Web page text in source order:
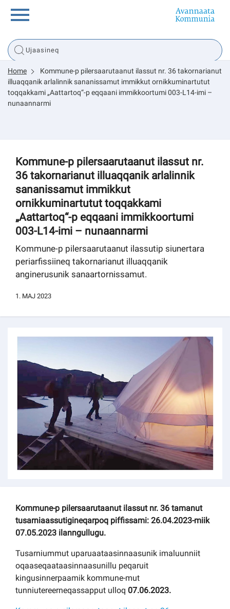
Innuttaasunut
Inuussutissarsiorneq
sullissivik.gl
Pilersaarutinut isaavik
Home
Kommune-p pilersaarutaanut ilassut nr. 36 takornarianut
illuaqqanik arlalinnik sananissamut immikkut ornikkuminartutut
toqqakkami „Aattartoq“-p eqqaani immikkoortumi 003-L14-imi –
nunaannarmi
Kommune-p pilersaarutaanut ilassut nr.
36 takornarianut illuaqqanik arlalinnik
sananissamut immikkut
ornikkuminartutut toqqakkami
„Aattartoq“-p eqqaani immikkoortumi
003-L14-imi – nunaannarmi
Kommune-p pilersaarutaanut ilassutip siunertara
periarfissiineq takornarianut illuaqqanik
anginerusunik sanaartornissamut.
1. MAJ 2023
Kommune-p pilersaarutaanut ilassut nr. 36 tamanut
tusarniaassutigineqarpoq piffissami: 26.04.2023-miik
07.05.2023 ilanngullugu.
Tusarniummut uparuaataasinnaasunik imaluunniit
oqaaseqaataasinnaasunillu peqaruit
kingusinnerpaamik kommune-mut
tunniutereerneqassapput ulloq 07.06.2023.